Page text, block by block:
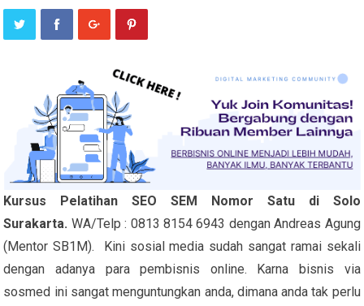
Kursus Pelatihan SEO SEM Nomor Satu di Solo
Surakarta. WA/Telp : 0813 8154 6943 dengan Andreas Agung
(Mentor SB1M). Kini sosial media sudah sangat ramai sekali
dengan adanya para pembisnis online. Karna bisnis via
sosmed ini sangat menguntungkan anda, dimana anda tak perlu